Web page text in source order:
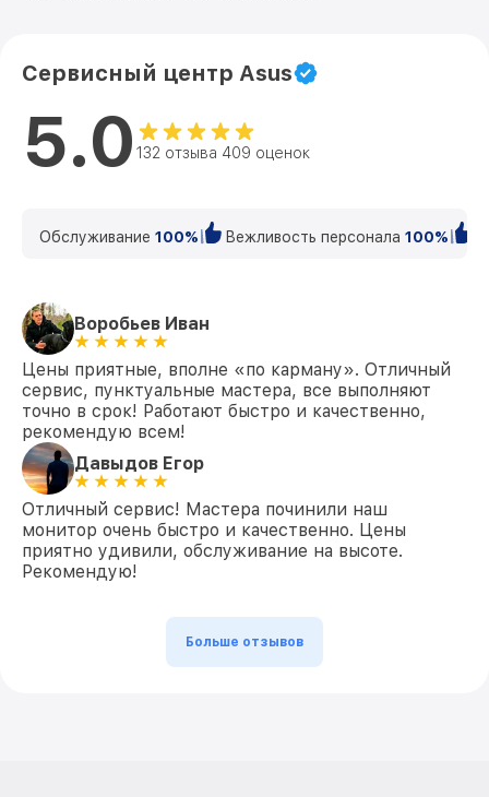
Сервисный центр Asus
5.0 132 отзыва 409 оценок
Обслуживание 100% Вежливость персонала 100%
Воробьев Иван
Цены приятные, вполне «по карману». Отличный
сервис, пунктуальные мастера, все выполняют
точно в срок! Работают быстро и качественно,
рекомендую всем!
Давыдов Егор
Отличный сервис! Мастера починили наш
монитор очень быстро и качественно. Цены
приятно удивили, обслуживание на высоте.
Рекомендую!
Больше отзывов